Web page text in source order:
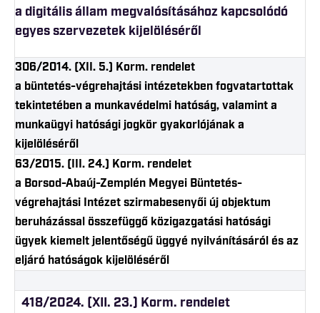
a digitális állam megvalósításához kapcsolódó
egyes szervezetek kijelöléséről
306/2014. (XII. 5.) Korm. rendelet
a büntetés-végrehajtási intézetekben fogvatartottak
tekintetében a munkavédelmi hatóság, valamint a
munkaügyi hatósági jogkör gyakorlójának a
kijelöléséről
63/2015. (III. 24.) Korm. rendelet
a Borsod-Abaúj-Zemplén Megyei Büntetés-
végrehajtási Intézet szirmabesenyői új objektum
beruházással összefüggő közigazgatási hatósági
ügyek kiemelt jelentőségű üggyé nyilvánításáról és az
eljáró hatóságok kijelöléséről
418/2024. (XII. 23.) Korm. rendelet